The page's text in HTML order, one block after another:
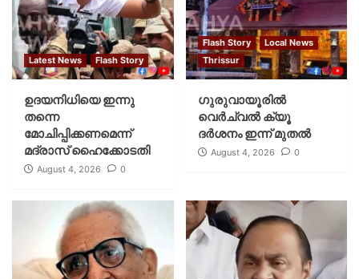
Latest News Flash Story
ഉദയനിധിയെ ഇന്നു
തന്നെ
മോചിപ്പിക്കണമെന്ന്
മദ്രാസ് ഹൈക്കോടതി
August 4, 2026 0
Flash Story
Local News
Thrissur
ഗുരുവായൂരില്‍
വെര്‍ച്വല്‍ ക്യൂ
ദര്‍ശനം ഇന്ന് മുതല്‍
August 4, 2026 0